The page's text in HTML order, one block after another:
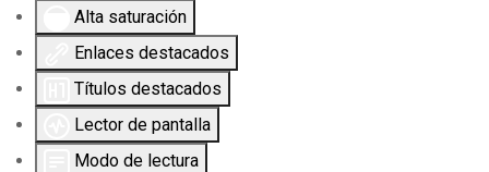
Alta saturación
Enlaces destacados
Títulos destacados
Lector de pantalla
Modo de lectura